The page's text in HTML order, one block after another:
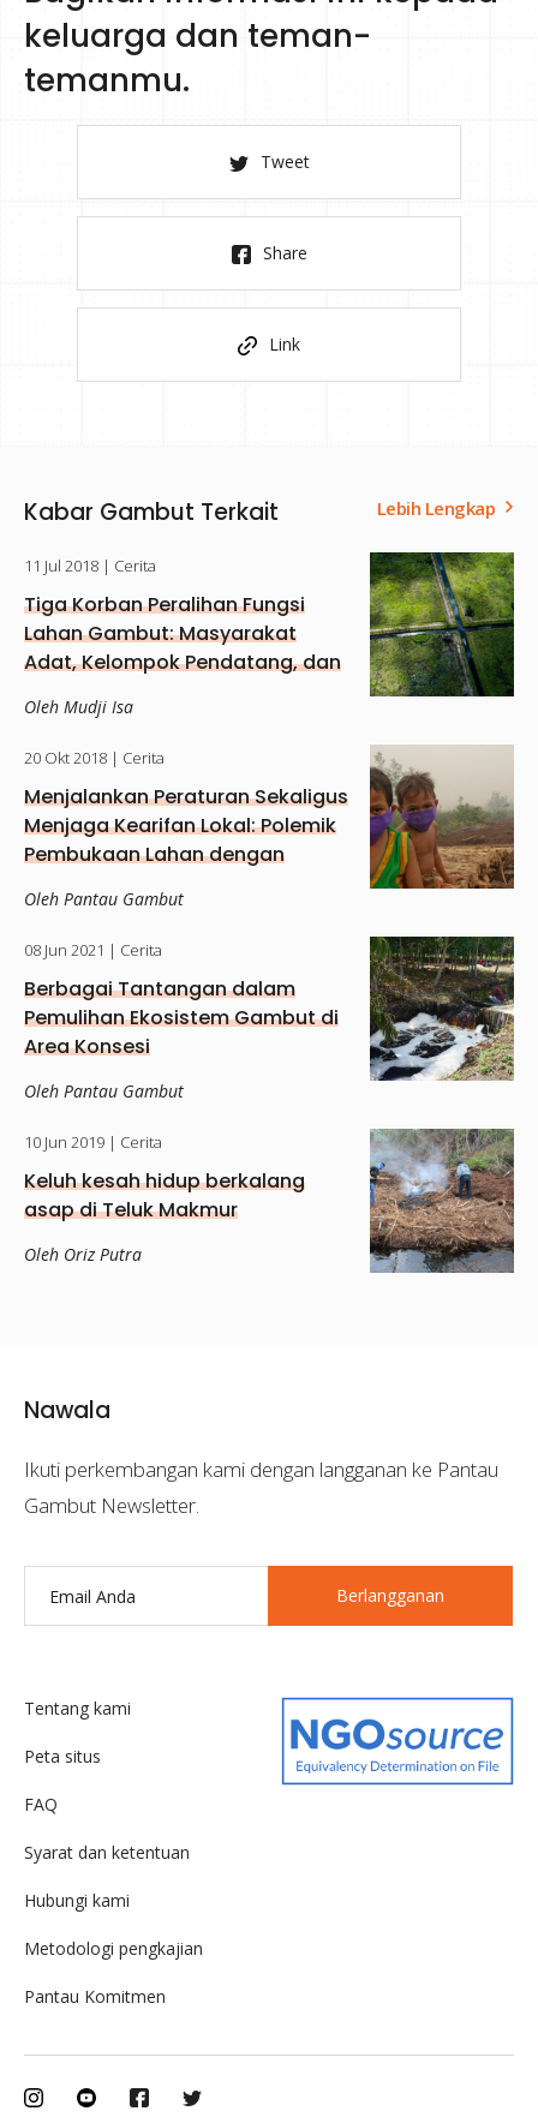
keluarga dan teman-
temanmu.
Tweet
Share
Link
Kabar Gambut Terkait Lebih Lengkap
11 Jul 2018 | Cerita
Tiga Korban Peralihan Fungsi
Lahan Gambut: Masyarakat
Adat, Kelompok Pendatang, dan
Oleh Mudji Isa
20 Okt 2018 | Cerita
Menjalankan Peraturan Sekaligus
Menjaga Kearifan Lokal: Polemik
Pembukaan Lahan dengan
Oleh Pantau Gambut
08 Jun 2021 | Cerita
Berbagai Tantangan dalam
Pemulihan Ekosistem Gambut di
Area Konsesi
Oleh Pantau Gambut
10 Jun 2019 | Cerita
Keluh kesah hidup berkalang
asap di Teluk Makmur
Oleh Oriz Putra
Nawala
Ikuti perkembangan kami dengan langganan ke Pantau
Gambut Newsletter.
Berlangganan
Tentang kami
Peta situs
FAQ
Syarat dan ketentuan
Hubungi kami
Metodologi pengkajian
Pantau Komitmen